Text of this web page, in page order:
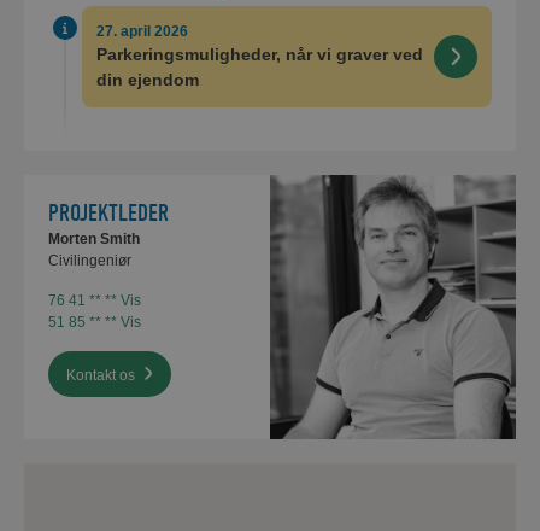
27. april 2026
Parkeringsmuligheder, når vi graver ved
din ejendom
PROJEKTLEDER
Morten Smith
Civilingeniør
76 41 ** ** Vis
51 85 ** ** Vis
Kontakt os
kunne markere på den